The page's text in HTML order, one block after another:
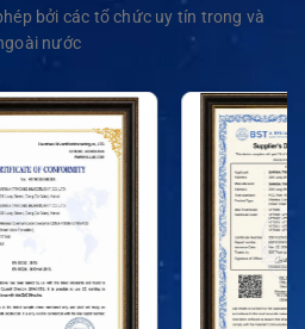
bởi các tổ chức uy tín trong và
nước